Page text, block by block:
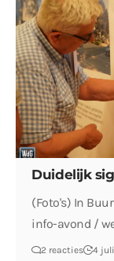
Duidelijk
(Foto's) In
info-avond /
2 reacties 4